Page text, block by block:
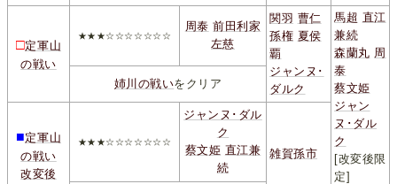
□定軍山
の戦い
★★★☆☆☆☆☆☆☆
周泰 前田利家
左慈
関羽 曹仁
孫権 夏侯
覇
ジャンヌ･
ダルク
馬超 直江
兼続
森蘭丸 周
泰
蔡文姫
ジャン
ヌ･ダル
ク
[改変後限
定]
姉川の戦いをクリア
■定軍山
の戦い
改変後
★★★☆☆☆☆☆☆☆
ジャンヌ･ダル
ク
蔡文姫 直江兼
続
雑賀孫市